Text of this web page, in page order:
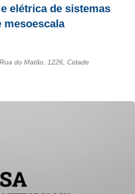
elétrica de sistemas
mesoescala
do Matão, 1226, Cidade